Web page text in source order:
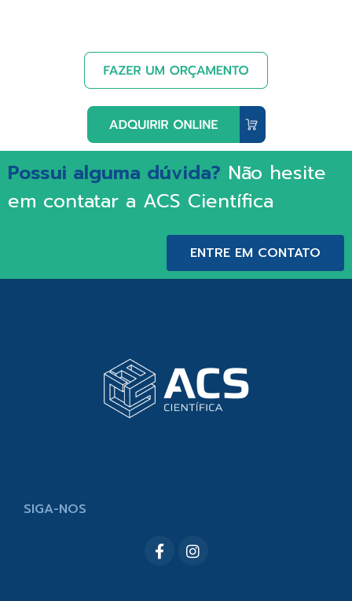
Possui alguma dúvida? Não hesite
em contatar a ACS Científica
ENTRE EM CONTATO
SIGA-NOS